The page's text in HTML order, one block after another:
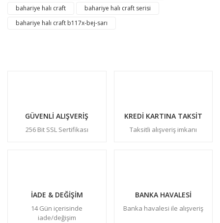
bahariye halı craft
bahariye halı craft serisi
bahariye halı craft b117x-bej-sarı
GÜVENLİ ALIŞVERİŞ
256 Bit SSL Sertifikası
KREDİ KARTINA TAKSİT
Taksitli alışveriş imkanı
İADE & DEĞİŞİM
14 Gün içerisinde
iade/değişim
BANKA HAVALESİ
Banka havalesi ile alışveriş